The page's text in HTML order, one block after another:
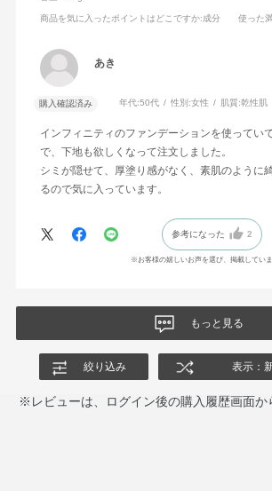
商品を気に入ったポイントはどこですか:成分 使った
あき
購入確認済み 年代:50代 性別:女性 肌質:乾性肌
インフィニティのファンデーションを使ってい
で、下地も欲しくなって注文しました。
シミが隠せて、厚塗り感がなく、素肌のように
るので気に入っています。
参考になった 2
※お客様の嬉しいお声を選び、掲載してい
もっと見る
絞り込み 表示：
※レビューは、ログイン後の購入履歴画面か